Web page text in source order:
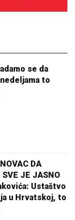
se da
to
DA
SVE JE JASNO
Ustaštvo
u Hrvatskoj, to